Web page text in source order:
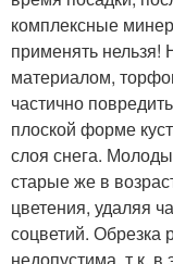
комплексные
применять
материалом,
частично
плоской форме
слоя снега.
старые же в
цветения, удаляя
соцветий. Обрезка